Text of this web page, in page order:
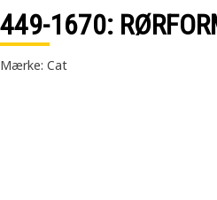
449-1670:
Mærke: Cat